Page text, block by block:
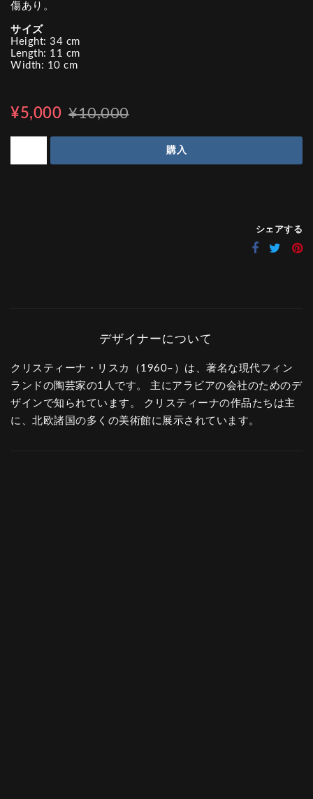
傷あり。
サイズ
Height: 34 cm
Length: 11 cm
Width: 10 cm
¥10,000
¥5,000
購入
シェアする
クリスティーナ・リスカ（1960–）は、著名な現代フィン
ランドの陶芸家の1人です。 主にアラビアの会社のためのデ
ザインで知られています。 クリスティーナの作品たちは主
に、北欧諸国の多くの美術館に展示されています。